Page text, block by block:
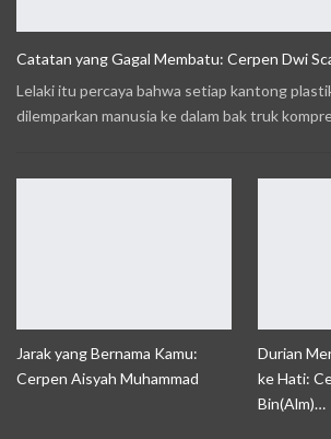
Catatan yang Gagal Membatu: Cerpen Dwi
Lelaki itu percaya bahwa setiap kantong
dilemparkan manusia ke dalam bak truk
Jarak yang Bernama Kamu:
Cerpen Aisyah Muhammad
Durian
ke Hati:
Bin(Alm)…